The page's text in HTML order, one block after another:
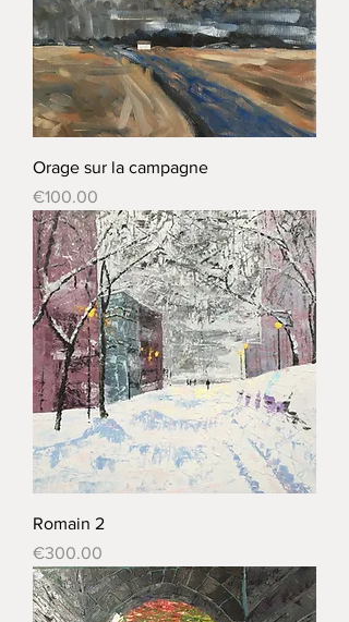
Orage sur la campagne
Price
€100.00
Romain 2
Price
€300.00